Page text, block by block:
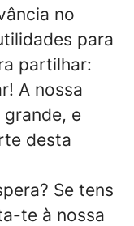
no
para
partilhar:
A nossa
e
desta
Se tens
te à nossa